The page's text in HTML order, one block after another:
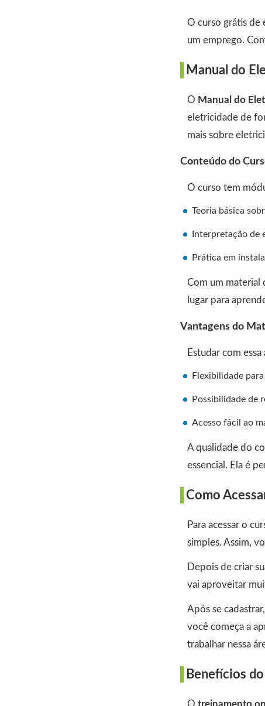
O curso grátis de
um emprego.
Manual do
O Manual do
eletricidade de
mais sobre
Conteúdo do
O curso tem
Teoria básica
Interpretação de
Prática em
Com um material
lugar para
Vantagens do
Estudar com
Flexibilidade
Possibilidade de
Acesso fácil ao
A qualidade do
essencial. Ela é
Como
Para acessar o
simples. Assim,
Depois de criar
vai aproveitar
Após se
você começa a
trabalhar nessa
Benefícios